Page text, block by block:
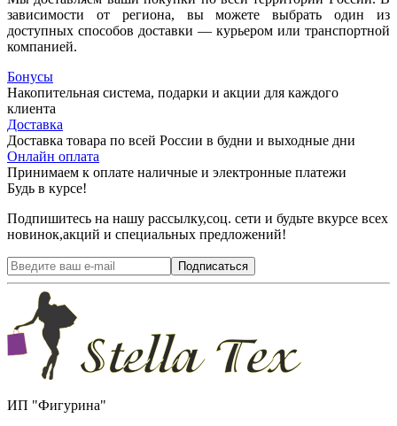
зависимости от региона, вы можете выбрать один из
доступных способов доставки — курьером или транспортной
компанией.
Бонусы
Накопительная система, подарки и акции для каждого
клиента
Доставка
Доставка товара по всей России в будни и выходные дни
Онлайн оплата
Принимаем к оплате наличные и электронные платежи
Будь в курсе!
Подпишитесь на нашу рассылку,соц. сети и будьте вкурсе всех
новинок,акций и специальных предложений!
Подписаться
ИП "Фигурина"